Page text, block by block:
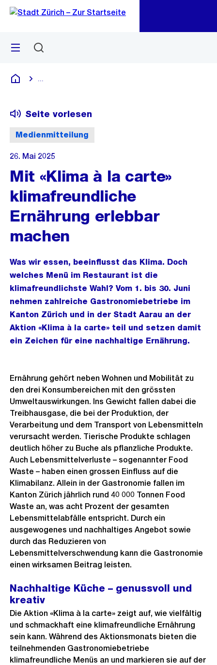
Navigation
Sprunglink
Menü
Deutsch
Medienmitteilung
Seite vorlesen
26. Mai 2025
Mit «Klima à la carte»
klimafreundliche
Ernährung erlebbar
machen
Was wir essen, beeinflusst das Klima. Doch
welches Menü im Restaurant ist die
klimafreundlichste Wahl? Vom 1. bis 30. Juni
nehmen zahlreiche Gastronomiebetriebe im
Kanton Zürich und in der Stadt Aarau an der
Aktion «Klima à la carte» teil und setzen damit
ein Zeichen für eine nachhaltige Ernährung.
Ernährung gehört neben Wohnen und Mobilität zu
den drei Konsumbereichen mit den grössten
Umweltauswirkungen. Ins Gewicht fallen dabei die
Treibhausgase, die bei der Produktion, der
Verarbeitung und dem Transport von Lebensmitteln
verursacht werden. Tierische Produkte schlagen
deutlich höher zu Buche als pflanzliche Produkte.
Auch Lebensmittelverluste – sogenannter Food
Waste – haben einen grossen Einfluss auf die
Klimabilanz. Allein in der Gastronomie fallen im
Kanton Zürich jährlich rund 40 000 Tonnen Food
Waste an, was acht Prozent der gesamten
Lebensmittelabfälle entspricht. Durch ein
ausgewogenes und nachhaltiges Angebot sowie
durch das Reduzieren von
Lebensmittelverschwendung kann die Gastronomie
einen wirksamen Beitrag leisten.
Nachhaltige Küche – genussvoll und
kreativ
Die Aktion «Klima à la carte» zeigt auf, wie vielfältig
und schmackhaft eine klimafreundliche Ernährung
sein kann. Während des Aktionsmonats bieten die
teilnehmenden Gastronomiebetriebe
klimafreundliche Menüs an und markieren sie auf der